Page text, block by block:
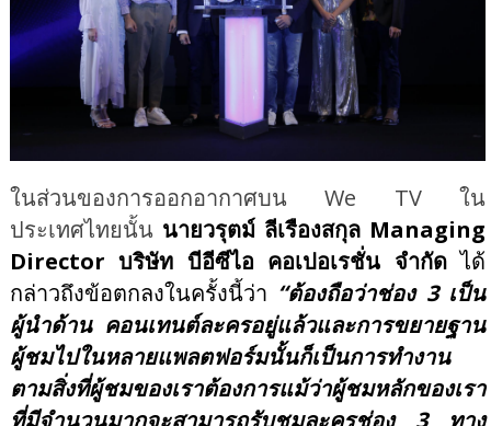
ในส่วนของการออกอากาศบนWe TV ใน
ประเทศไทยนั้น นายวรุตม์ ลีเรืองสกุล Managing
Director บริษัท บีอีซีไอ คอเปอเรชั่น จำกัดได้
กล่าวถึงข้อตกลงในครั้งนี้ว่า “ต้องถือว่าช่อง 3 เป็น
ผู้นำด้าน คอนเทนต์ละครอยู่แล้วและการขยายฐาน
ผู้ชมไปในหลายแพลตฟอร์มนั้นก็เป็นการทำงาน
ตามสิ่งที่ผู้ชมของเราต้องการแม้ว่าผู้ชมหลักของเรา
ที่มีจำนวนมากจะสามารถรับชมละครช่อง 3 ทาง